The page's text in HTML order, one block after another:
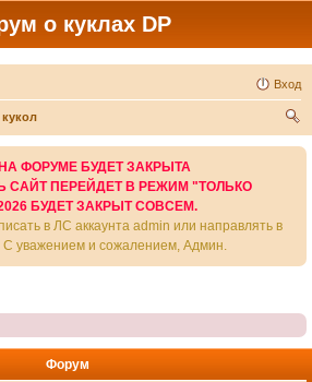
о куклах DP
Вход
ФОРУМЕ БУДЕТ ЗАКРЫТА
САЙТ ПЕРЕЙДЕТ В РЕЖИМ "ТОЛЬКО
БУДЕТ ЗАКРЫТ СОВСЕМ.
в ЛС аккаунта admin или направлять в
С уважением и сожалением, Админ.
Форум